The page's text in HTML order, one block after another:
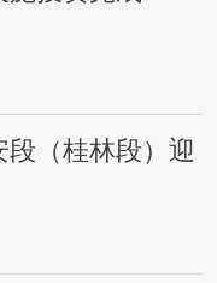
（桂林段）迎